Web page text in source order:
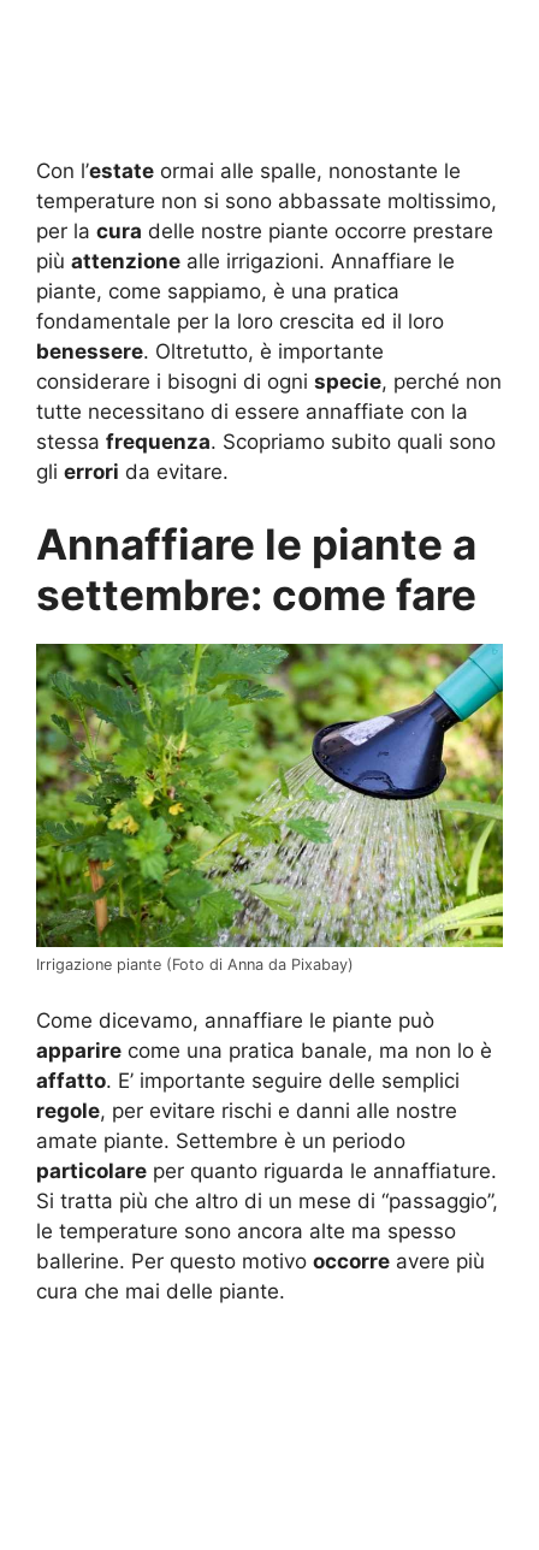
Con l’estate ormai alle spalle, nonostante le
temperature non si sono abbassate moltissimo,
per la cura delle nostre piante occorre prestare
più attenzione alle irrigazioni. Annaffiare le
piante, come sappiamo, è una pratica
fondamentale per la loro crescita ed il loro
benessere. Oltretutto, è importante
considerare i bisogni di ogni specie, perché non
tutte necessitano di essere annaffiate con la
stessa frequenza. Scopriamo subito quali sono
gli errori da evitare.
Annaffiare le piante a
settembre: come fare
Irrigazione piante (Foto di Anna da Pixabay)
Come dicevamo, annaffiare le piante può
apparire come una pratica banale, ma non lo è
affatto. E’ importante seguire delle semplici
regole, per evitare rischi e danni alle nostre
amate piante. Settembre è un periodo
particolare per quanto riguarda le annaffiature.
Si tratta più che altro di un mese di “passaggio”,
le temperature sono ancora alte ma spesso
ballerine. Per questo motivo occorre avere più
cura che mai delle piante.